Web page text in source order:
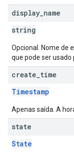
display name
string
Opcional. Nome de
que pode ser usado
create time
Timestamp
Apenas saída. A
state
State